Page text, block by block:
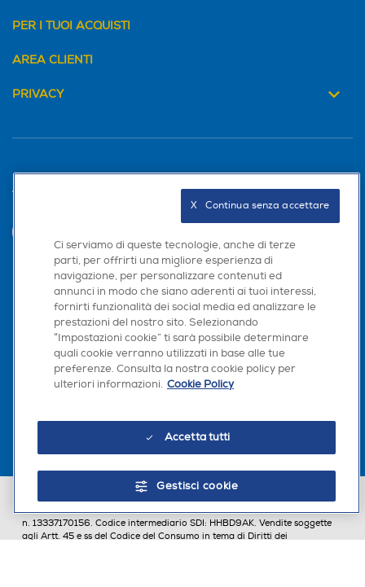
PER I TUOI ACQUISTI
AREA CLIENTI
PRIVACY
Trova negozio
Seguici sui social
Scarica la nostra app
n. 13337170156. Codice intermediario SDI: HHBD9AK. Vendite soggette
agli Artt. 45 e ss del Codice del Consumo in tema di Diritti dei
Ci serviamo di queste tecnologie, anche di terze
parti, per offrirti una migliore esperienza di
navigazione, per personalizzare contenuti ed
annunci in modo che siano aderenti ai tuoi interessi,
fornirti funzionalità dei social media ed analizzare le
prestazioni del nostro sito. Selezionando
“Impostazioni cookie” ti sarà possibile determinare
quali cookie verranno utilizzati in base alle tue
preferenze. Consulta la nostra cookie policy per
ulteriori informazioni. Cookie Policy
Accetta tutti
Gestisci cookie
X   Continua senza accettare